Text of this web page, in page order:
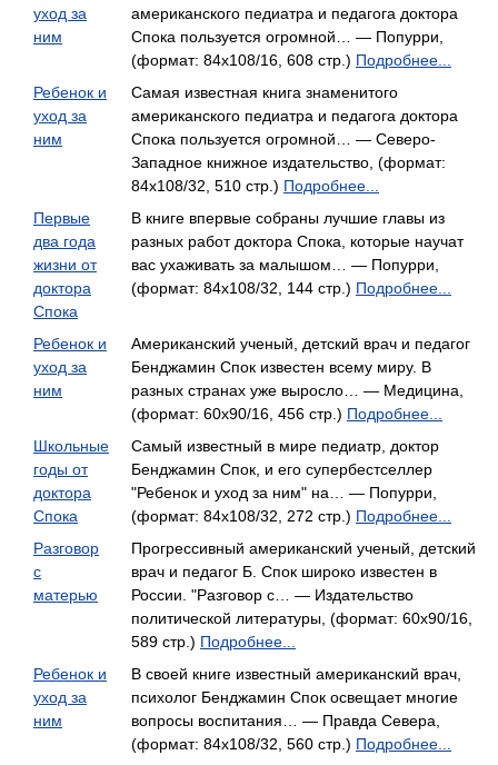
уход за
ним
американского педиатра и педагога доктора
Спока пользуется огромной… — Попурри,
(формат: 84x108/16, 608 стр.) Подробнее...
Ребенок и
уход за
ним
Самая известная книга знаменитого
американского педиатра и педагога доктора
Спока пользуется огромной… — Северо-
Западное книжное издательство, (формат:
84x108/32, 510 стр.) Подробнее...
Первые
два года
жизни от
доктора
Спока
В книге впервые собраны лучшие главы из
разных работ доктора Спока, которые научат
вас ухаживать за малышом… — Попурри,
(формат: 84x108/32, 144 стр.) Подробнее...
Ребенок и
уход за
ним
Американский ученый, детский врач и педагог
Бенджамин Спок известен всему миру. В
разных странах уже выросло… — Медицина,
(формат: 60x90/16, 456 стр.) Подробнее...
Школьные
годы от
доктора
Спока
Самый известный в мире педиатр, доктор
Бенджамин Спок, и его супербестселлер
"Ребенок и уход за ним" на… — Попурри,
(формат: 84x108/32, 272 стр.) Подробнее...
Разговор
с
матерью
Прогрессивный американский ученый, детский
врач и педагог Б. Спок широко известен в
России. "Разговор с… — Издательство
политической литературы, (формат: 60x90/16,
589 стр.) Подробнее...
Ребенок и
уход за
ним
В своей книге известный американский врач,
психолог Бенджамин Спок освещает многие
вопросы воспитания… — Правда Севера,
(формат: 84x108/32, 560 стр.) Подробнее...